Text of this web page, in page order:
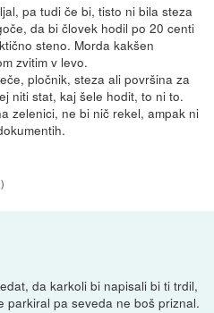
pa tudi če bi, tisto ni bila steza
da bi človek hodil po 20 centi
steno. Morda kakšen
zvitim v levo.
pločnik, steza ali površina za
niti stat, kaj šele hodit, to ni to.
zelenici, ne bi nič rekel, ampak ni
)
da karkoli bi napisali bi ti trdil,
parkiral pa seveda ne boš priznal.